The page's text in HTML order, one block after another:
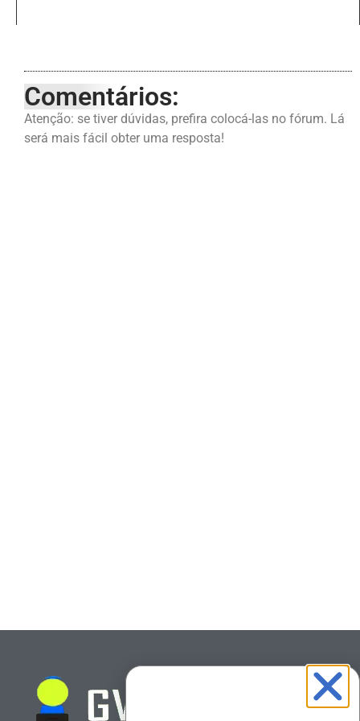
Comentários:
Atenção: se tiver dúvidas, prefira colocá-las no fórum. Lá
será mais fácil obter uma resposta!